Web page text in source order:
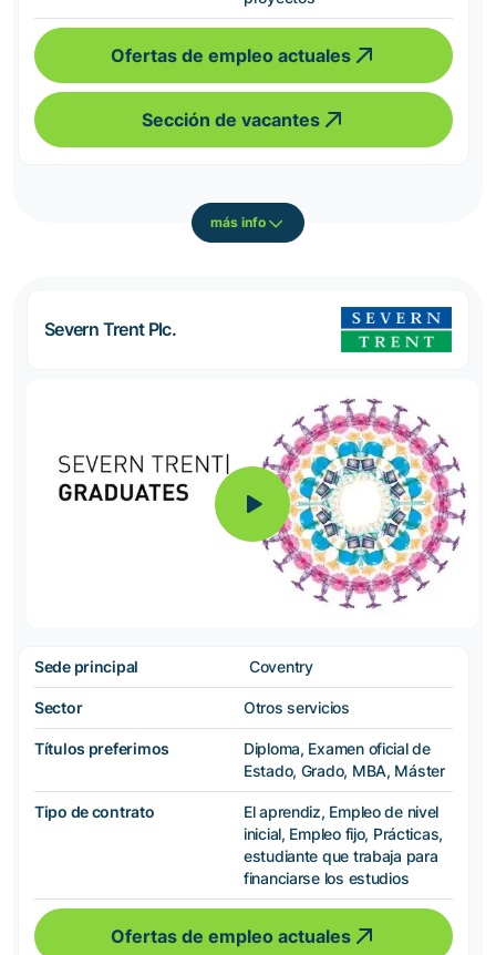
Ofertas de empleo actuales
Sección de vacantes
más info
Severn Trent Plc.
Sede principal Coventry
Sector Otros servicios
Títulos preferimos
Diploma, Examen oficial de
Estado, Grado, MBA, Máster
Tipo de contrato
El aprendiz, Empleo de nivel
inicial, Empleo fijo, Prácticas,
estudiante que trabaja para
financiarse los estudios
Ofertas de empleo actuales